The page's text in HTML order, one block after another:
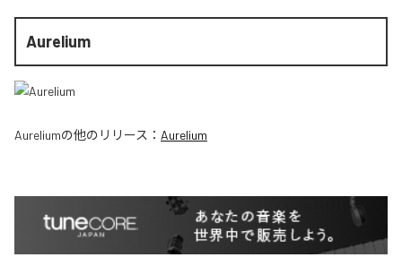
Aurelium
Aureliumの他のリリース： Aurelium